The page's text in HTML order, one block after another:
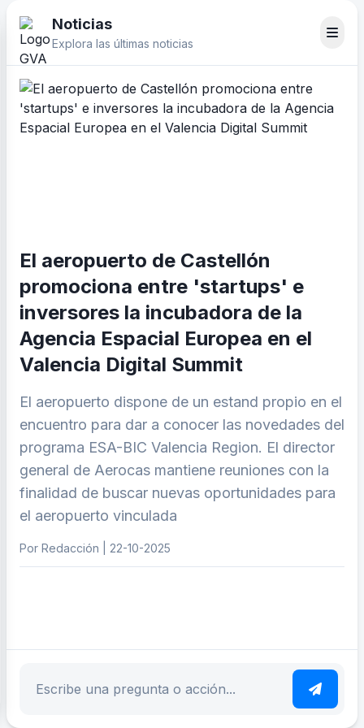
Noticias
Explora las últimas noticias
El aeropuerto de Castellón
promociona entre 'startups' e
inversores la incubadora de la
Agencia Espacial Europea en el
Valencia Digital Summit
El aeropuerto dispone de un estand propio en el
encuentro para dar a conocer las novedades del
programa ESA-BIC Valencia Region. El director
general de Aerocas mantiene reuniones con la
finalidad de buscar nuevas oportunidades para
el aeropuerto vinculada
Por Redacción | 22-10-2025
Escribe tu pregunta